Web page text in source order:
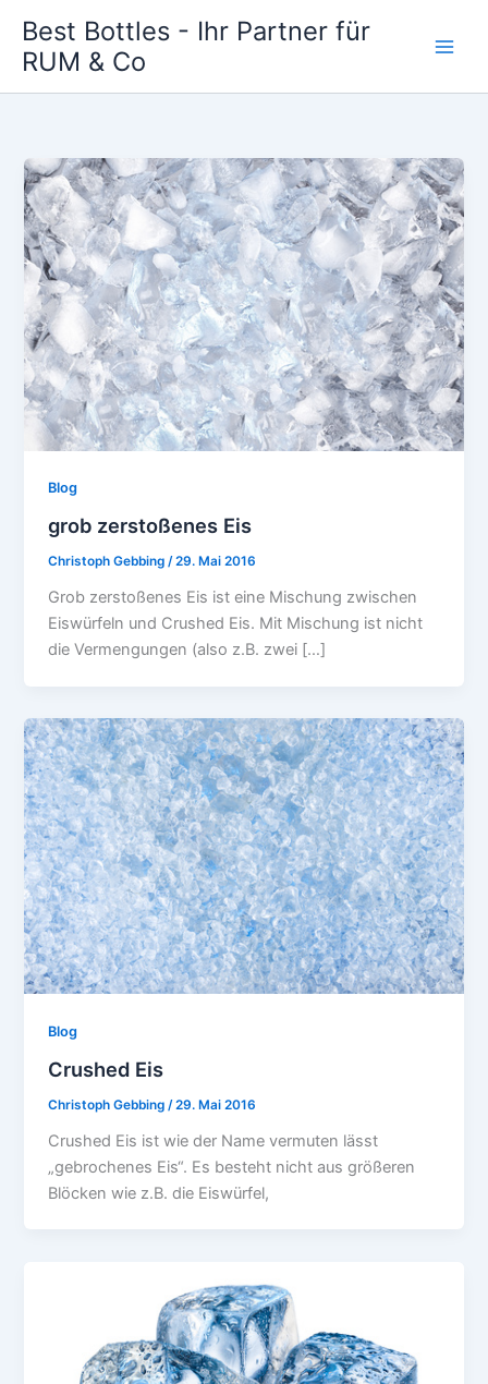
Inhalt
springen
Best Bottles - Ihr Partner für
RUM & Co
Blog
grob zerstoßenes Eis
Christoph Gebbing/29. Mai 2016
Grob zerstoßenes Eis ist eine Mischung zwischen
Eiswürfeln und Crushed Eis. Mit Mischung ist nicht
die Vermengungen (also z.B. zwei […]
Blog
Crushed Eis
Christoph Gebbing /29. Mai 2016
Crushed Eis ist wie der Name vermuten lässt
„gebrochenes Eis“. Es besteht nicht aus größeren
Blöcken wie z.B. die Eiswürfel,